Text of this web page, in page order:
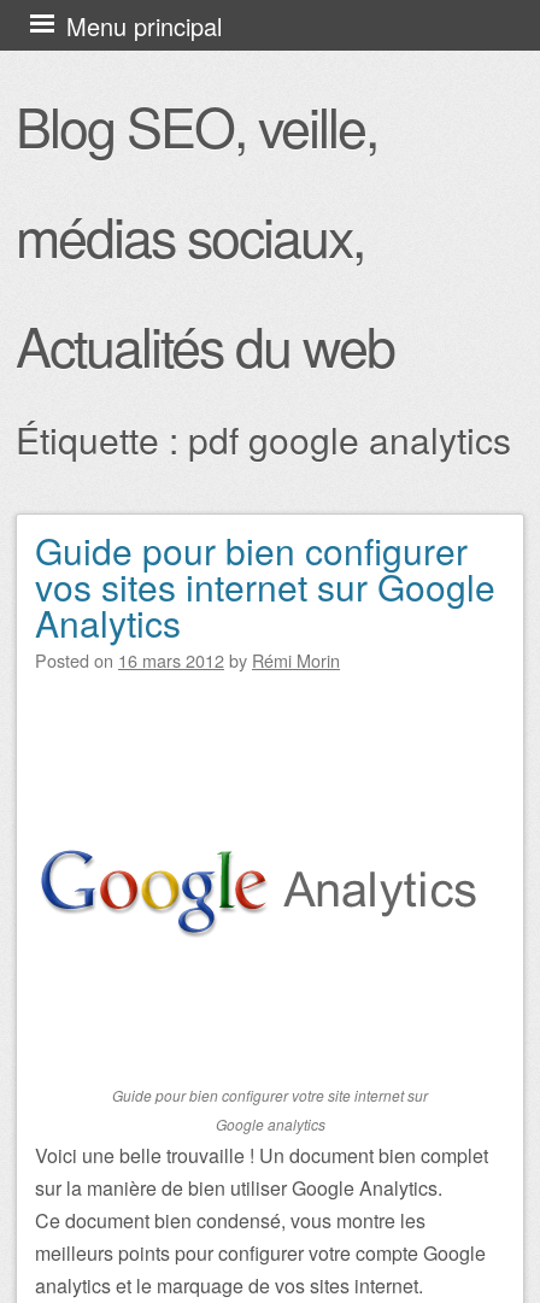
Blog SEO, veille,
médias sociaux,
Actualités du web
Menu principal
Aller
au
principal
Étiquette : pdf google analytics
Navigation des articles
Guide pour bien configurer
vos sites internet sur Google
Analytics
Posted on 16 mars 2012by Rémi Morin
Guide pour bien configurer votre site internet sur
Google analytics
Voici une belle trouvaille ! Un document bien complet
sur la manière de bien utiliser Google Analytics.
Ce document bien condensé, vous montre les
meilleurs points pour configurer votre compte Google
analytics et le marquage de vos sites internet.